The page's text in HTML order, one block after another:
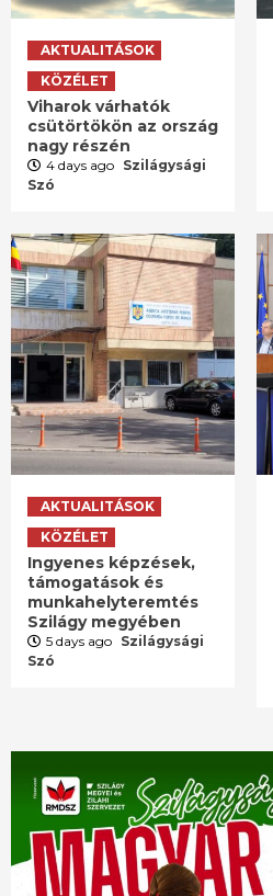
AKTUALITÁSOK
KÖZÉLET
Viharok várhatók
csütörtökön az ország
nagy részén
4 days ago Szilágysági
Szó
AKTUALITÁSOK
KÖZÉLET
Ingyenes képzések,
támogatások és
munkahelyteremtés
Szilágy megyében
5 days ago Szilágysági
Szó